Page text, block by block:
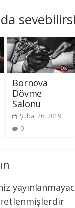
Bornova
Dövme
Salonu
Şubat 26, 2019
0